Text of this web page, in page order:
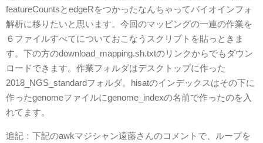
featureCountsとedgeRをつかったなんちゃってバイオインフォ
解析に移りたいと思います。今回のマッピングの一連の作業を
６ファイルすべてについておこなうスクリプトを貼っときま
す。下の方のdownload_mapping.sh.txtのリンクからでもダウン
ロードできます。作業フォルダはデスクトップに作った
2018_NGS_standardフォルダ。hisatのインデックスはその下に
作ったgenomeファイルにgenome_indexの名前で作ったのを入
れてます。
追記：下記のawkマジシャン遠藤さんのコメントで、ループを